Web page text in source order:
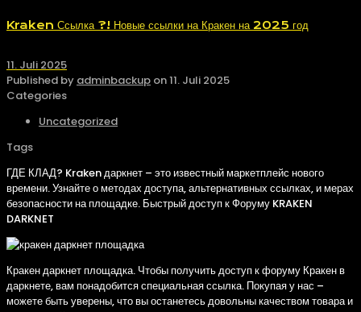
Kraken Ссылка ?! Новые ссылки на Кракен на 2025 год
11. Juli 2025
Published by adminbackup on11. Juli 2025
Categories
Uncategorized
Tags
ГДЕ КЛАД? Kraken даркнет – это известный маркетплейс нового
времени. Узнайте о методах доступа, альтернативных ссылках, и мерах
безопасности на площадке. Быстрый доступ к Форуму KRAKEN
DARKNET
Кракен даркнет площадка. Чтобы получить доступ к форуму Кракен в
даркнете, вам понадобится специальная ссылка. Покупая у нас –
можете быть уверены, что вы останетесь довольны качеством товара и